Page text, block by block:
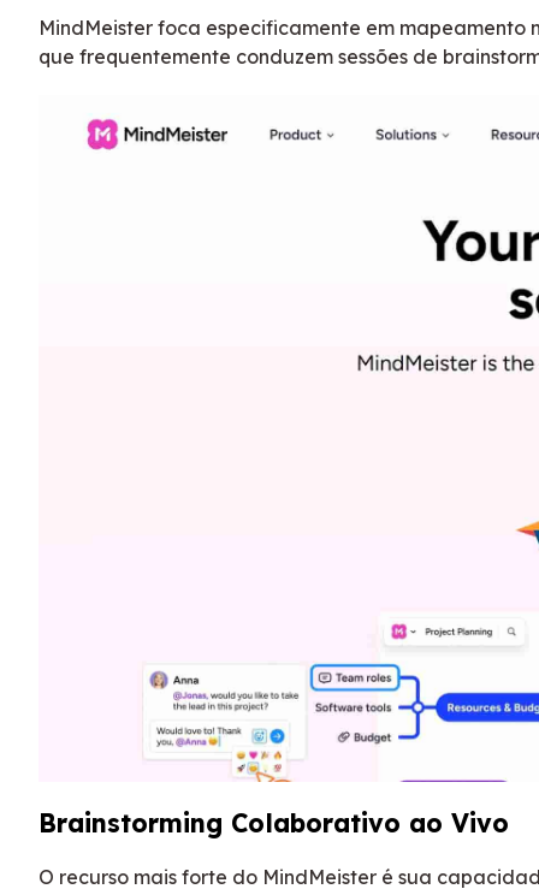
MindMeister foca especificamente em
que frequentemente conduzem sessões de
Brainstorming Colaborativo ao Vivo
O recurso mais forte do MindMeister é sua